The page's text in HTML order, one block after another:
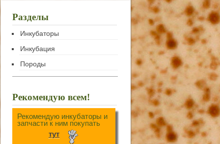
Разделы
Инкубаторы
Инкубация
Породы
Рекомендую всем!
Рекомендую инкубаторы и
запчасти к ним покупать
тут